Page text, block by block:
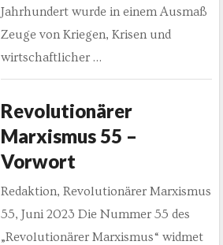
Jahrhundert wurde in einem Ausmaß
Zeuge von Kriegen, Krisen und
wirtschaftlicher …
Revolutionärer
Marxismus 55 –
Vorwort
Redaktion, Revolutionärer Marxismus
55, Juni 2023 Die Nummer 55 des
„Revolutionärer Marxismus“ widmet